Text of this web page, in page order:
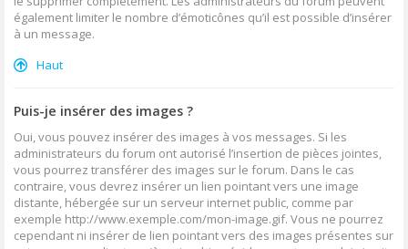
également limiter le nombre d’émoticônes qu’il est possible d’insérer
à un message.
Haut
Puis-je insérer des images ?
Oui, vous pouvez insérer des images à vos messages. Si les
administrateurs du forum ont autorisé l’insertion de pièces jointes,
vous pourrez transférer des images sur le forum. Dans le cas
contraire, vous devrez insérer un lien pointant vers une image
distante, hébergée sur un serveur internet public, comme par
exemple http://www.exemple.com/mon-image.gif. Vous ne pourrez
cependant ni insérer de lien pointant vers des images présentes sur